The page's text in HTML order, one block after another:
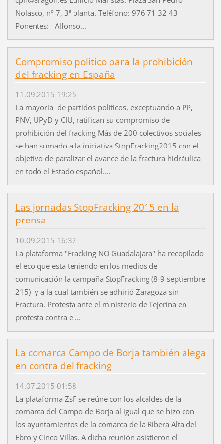
Nolasco, nº 7, 3ª planta. Teléfono: 976 71 32 43
Ponentes: Alfonso...
Compromiso politico para la prohibición
del fracking en España
11.09.2015 19:25
La mayoría de partidos políticos, exceptuando a PP,
PNV, UPyD y CIU, ratifican su compromiso de
prohibición del fracking Más de 200 colectivos sociales
se han sumado a la iniciativa StopFracking2015 con el
objetivo de paralizar el avance de la fractura hidráulica
en todo el Estado español....
Las jornadas StopFracking 2015 en la
prensa
10.09.2015 16:32
La plataforma "Fracking NO Guadalajara" ha recopilado
el eco que esta teniendo en los medios de
comunicación la campaña StopFracking (8-9 septiembre
215) y a la cual también se adhirió Zaragoza sin
Fractura. Protesta ante el ministerio de Tejerina en
protesta contra el...
La comarca Campo de Borja también alega
en contra del fracking
14.07.2015 01:58
La plataforma ZsF se reúne con los alcaldes de la
comarca del Campo de Borja al igual que se hizo con
los ayuntamientos de la comarca de la Ribera Alta del
Ebro y Cinco Villas. A dicha reunión asistieron el